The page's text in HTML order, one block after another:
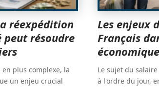
réexpédition
résoudre
plus complexe, la
un enjeu crucial
Les enjeux
Français
Le sujet du
à l'ordre du jour,